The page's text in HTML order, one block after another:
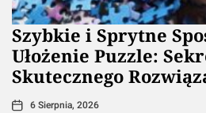
Szybkie i Sprytne
Ułożenie Puzzle:
Skutecznego
6 Sierpnia, 2026